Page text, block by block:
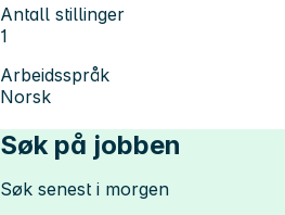
Antall stillinger
1
Arbeidsspråk
Norsk
Søk på jobben
Søk senest i morgen